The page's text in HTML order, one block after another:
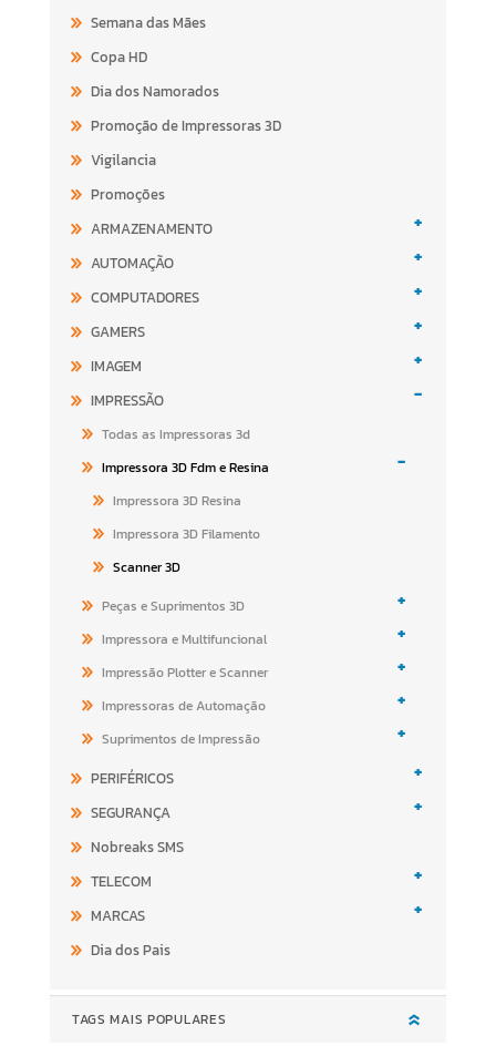
Semana das Mães
Copa HD
Dia dos Namorados
Promoção de Impressoras 3D
Vigilancia
Promoções
ARMAZENAMENTO
+
AUTOMAÇÃO +
COMPUTADORES +
GAMERS +
IMAGEM +
IMPRESSÃO -
Todas as Impressoras 3d
Impressora 3D Fdm e Resina
-
Impressora 3D Resina
Impressora 3D Filamento
Scanner 3D
Peças e Suprimentos 3D
+
Impressora e Multifuncional +
Impressão Plotter e Scanner +
Impressoras de Automação +
Suprimentos de Impressão +
PERIFÉRICOS +
SEGURANÇA +
Nobreaks SMS
TELECOM
+
MARCAS +
Dia dos Pais
TAGS MAIS POPULARES